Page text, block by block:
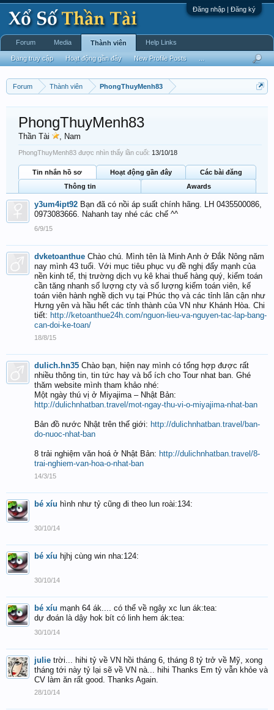
Đăng nhập | Đăng ký
Forum Thành viên PhongThuyMenh83
PhongThuyMenh83
Thần Tài , Nam
PhongThuyMenh83 được nhìn thấy lần cuối: 13/10/18
Tin nhắn hồ sơ Hoạt động gần đây
Các bài đăng
Thông tin
Awards
y3um4ipt92 Bạn đã có nồi áp suất chính hãng. LH 0435500086,
0973083666. Nahanh tay nhé các chế ^^
6/9/15
dvketoanthue Chào chú. Mình tên là Minh Anh ở Đắk Nông năm
nay mình 43 tuổi. Với mục tiêu phục vụ đề nghị đẩy mạnh của
nền kinh tế, thị trường dịch vụ kê khai thuế hàng quý, kiểm toán
cần tăng nhanh số lượng cty và số lượng kiểm toán viên, kế
toán viên hành nghề dịch vụ tại Phúc thọ và các tỉnh lân cận như
Hưng yên và hầu hết các tỉnh thành của VN như Khánh Hòa. Chi
tiết: http://ketoanthue24h.com/nguon-lieu-va-nguyen-tac-lap-bang-
can-doi-ke-toan/
18/8/15
dulich.hn35 Chào bạn, hiện nay mình có tổng hợp được rất
nhiều thông tin, tin tức hay và bổ ích cho Tour nhat ban. Ghé
thăm website mình tham khảo nhé:
Một ngày thú vị ở Miyajima – Nhật Bản:
http://dulichnhatban.travel/mot-ngay-thu-vi-o-miyajima-nhat-ban
Bản đồ nước Nhật trên thế giới: http://dulichnhatban.travel/ban-
do-nuoc-nhat-ban
8 trải nghiệm văn hoá ở Nhật Bản: http://dulichnhatban.travel/8-
trai-nghiem-van-hoa-o-nhat-ban
14/3/15
bé xíu hình như tỷ cũng đi theo lun roài:134:
30/10/14
bé xíu hjhj cùng win nha:124:
30/10/14
bé xíu mạnh 64 ák.... có thể về ngây xc lun ák:tea:
dự đoán là dậy hok bít có linh hem ák:tea:
30/10/14
julie trời... hihi tỷ về VN hồi tháng 6, tháng 8 tỷ trở về Mỹ, xong
tháng tới này tỷ lại sẽ về VN nà... hihi Thanks Em tỷ vẫn khỏe và
CV làm ăn rất good. Thanks Again.
28/10/14
Forum Media Thành viên
Đang truy cập Hoạt động gần đây New Profile Posts
Help Links